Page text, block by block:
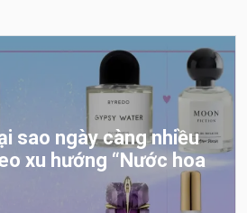
sao ngày càng nhiều
xu hướng “Nước hoa